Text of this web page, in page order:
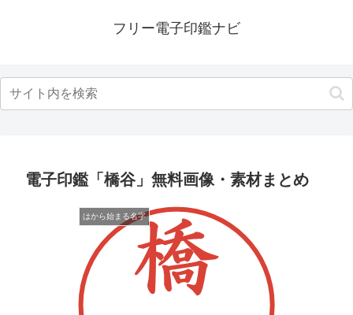
フリー電子印鑑ナビ
電子印鑑「橋谷」無料画像・素材まとめ
はから始まる名字